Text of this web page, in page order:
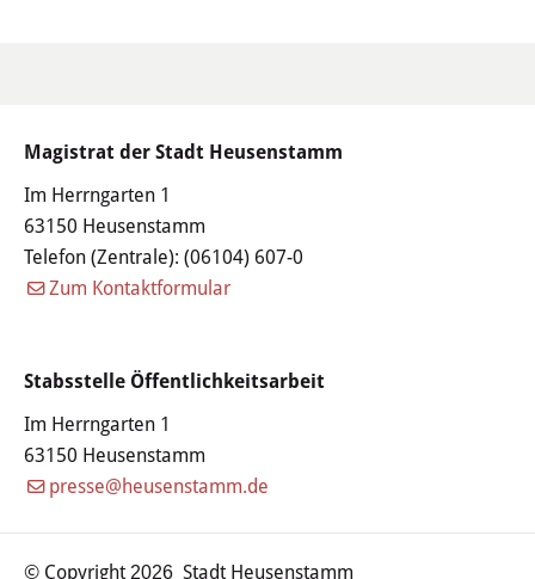
Magistrat der Stadt Heusenstamm
Im Herrngarten 1
63150 Heusenstamm
Telefon (Zentrale): (06104) 607-0
Zum Kontaktformular
Stabsstelle Öffentlichkeitsarbeit
Im Herrngarten 1
63150 Heusenstamm
presse@heusenstamm.de
© Copyright 2026 Stadt Heusenstamm
Publikationen
Videos & Podcasts
Tourismus
Übernachten & Gastronomie
Sehenswürdigkeiten